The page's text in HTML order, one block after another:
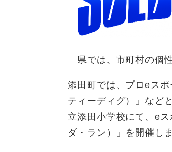
県では、市町村の個
添田町では、プロeス
ティーディグ）」など
立添田小学校にて、e
ダ・ラン）」を開催し